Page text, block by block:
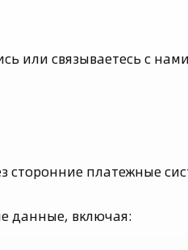
или связываетесь с
сторонние платежные
данные, включая: